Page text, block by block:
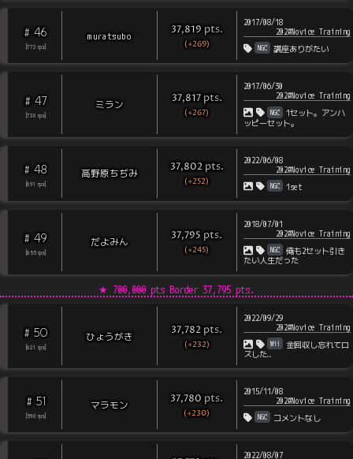
# 46
[772 rps
muratsubo 37,819 pts.
(+269)
2017/08/18
202#Novice Training
NGC 講座ありがたい
# 47
[730 rps
ミラン 37,817 pts.
(+267)
2017/06/30
202#Novice Training
NGC
1セット。アンハ
ッピーセット。
# 48
[691 rps
高野原ちぢみ 37,802 pts.
(+252)
2022/06/08
202#Novice Training
NGC 1set
# 49
[655 rps
だよみん 37,795 pts.
(+245)
2018/07/01
202#Novice Training
NGC
俺も2セット引き
たい人生だった
★ 700,000 pts Border 37,795 pts.
# 50
[621 rps
ひょうがき 37,782 pts.
(+232)
2022/09/29
202#Novice Training
Wii
金回収し忘れてロ
スした…
# 51
590 rps
マラモン 37,780 pts.
(+230)
2015/11/08
202#Novice Training
NGC コメントなし
2022/08/07